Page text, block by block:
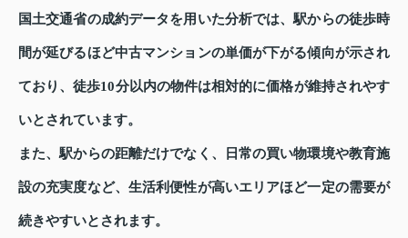
国土交通省の成約データを用いた分析では、駅からの徒歩時
間が延びるほど中古マンションの単価が下がる傾向が示され
ており、徒歩10分以内の物件は相対的に価格が維持されやす
いとされています。
また、駅からの距離だけでなく、日常の買い物環境や教育施
設の充実度など、生活利便性が高いエリアほど一定の需要が
続きやすいとされます。